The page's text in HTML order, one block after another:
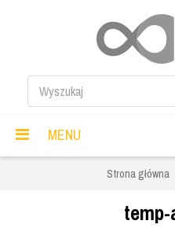
MENU
Strona główna